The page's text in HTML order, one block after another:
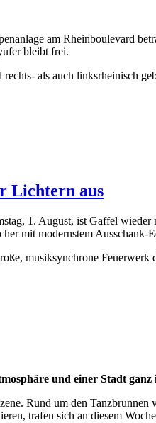
am Rheinboulevard
bleibt frei.
als auch linksrheinisch
Lichtern aus
1. August, ist Gaffel wieder
mit modernstem Ausschank-
musiksynchrone
und einer Stadt ganz
Rund um den
trafen sich an diesem